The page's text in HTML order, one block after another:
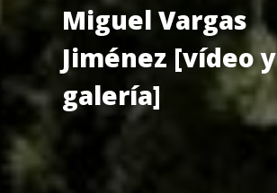
Miguel Vargas
Jiménez [vídeo y
galería]